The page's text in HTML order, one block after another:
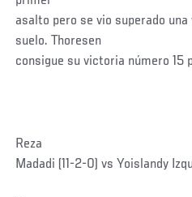
asalto pero se vio superado
suelo. Thoresen
consigue su victoria número 15
Reza
Madadi (11-2-0) vs Yoislandy